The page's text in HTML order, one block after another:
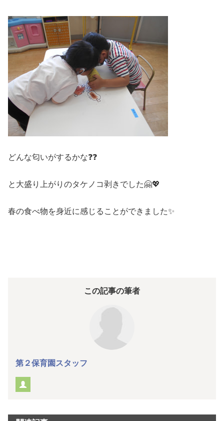
どんな匂いがするかな❓❓
と大盛り上がりのタケノコ剥きでした🤗💖
春の食べ物を身近に感じることができました✨
この記事の筆者
第２保育園スタッフ